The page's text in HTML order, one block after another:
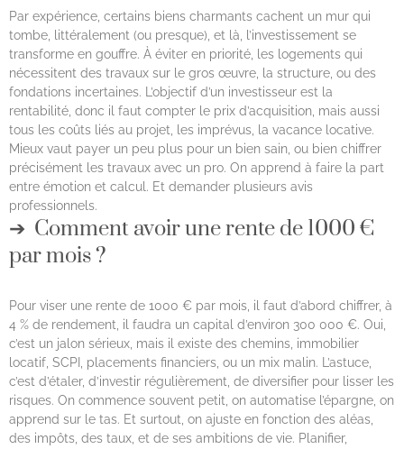
Par expérience, certains biens charmants cachent un mur qui
tombe, littéralement (ou presque), et là, l’investissement se
transforme en gouffre. À éviter en priorité, les logements qui
nécessitent des travaux sur le gros œuvre, la structure, ou des
fondations incertaines. L’objectif d’un investisseur est la
rentabilité, donc il faut compter le prix d’acquisition, mais aussi
tous les coûts liés au projet, les imprévus, la vacance locative.
Mieux vaut payer un peu plus pour un bien sain, ou bien chiffrer
précisément les travaux avec un pro. On apprend à faire la part
entre émotion et calcul. Et demander plusieurs avis
professionnels.
Comment avoir une rente de 1000 €
par mois ?
Pour viser une rente de 1000 € par mois, il faut d’abord chiffrer, à
4 % de rendement, il faudra un capital d’environ 300 000 €. Oui,
c’est un jalon sérieux, mais il existe des chemins, immobilier
locatif, SCPI, placements financiers, ou un mix malin. L’astuce,
c’est d’étaler, d’investir régulièrement, de diversifier pour lisser les
risques. On commence souvent petit, on automatise l’épargne, on
apprend sur le tas. Et surtout, on ajuste en fonction des aléas,
des impôts, des taux, et de ses ambitions de vie. Planifier,